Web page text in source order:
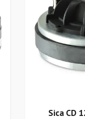
Sica CD